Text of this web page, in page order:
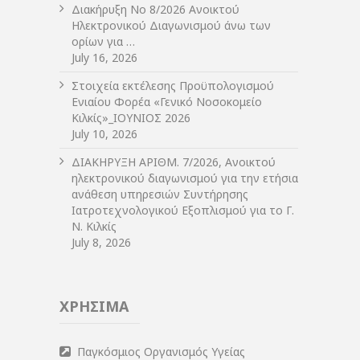
Διακήρυξη Νο 8/2026 Ανοικτού
Ηλεκτρονικού Διαγωνισμού άνω των
ορίων για …
July 16, 2026
Στοιχεία εκτέλεσης Προϋπολογισμού
Ενιαίου Φορέα «Γενικό Νοσοκομείο
Κιλκίς»_ΙΟΥΝΙΟΣ 2026
July 10, 2026
ΔIΑΚΗΡΥΞΗ ΑΡIΘΜ. 7/2026, Ανοικτού
ηλεκτρονικού διαγωνισμού για την ετήσια
ανάθεση υπηρεσιών Συντήρησης
Ιατροτεχνολογικού Εξοπλισμού για το Γ.
Ν. Κιλκίς
July 8, 2026
ΧΡΗΣΙΜΑ
Παγκόσμιος Οργανισμός Υγείας